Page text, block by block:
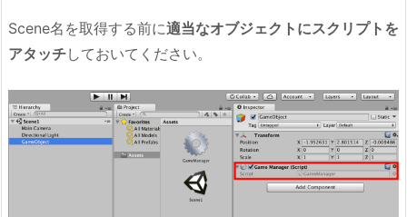
Scene名を取得する前に適当なオブジェクトにスクリプトを
アタッチしておいてください。